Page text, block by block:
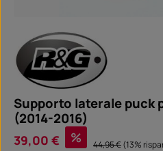
Supporto laterale puck
(2014-2016)
Prezzo di vendita:
39,00 € % Prezzo normale:
44,95 €(13%